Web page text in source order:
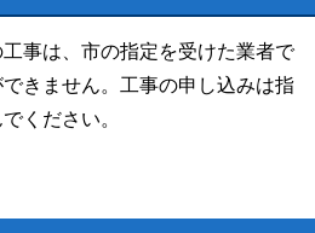
事は、市の指定を受けた業者で
きません。工事の申し込みは指
ください。